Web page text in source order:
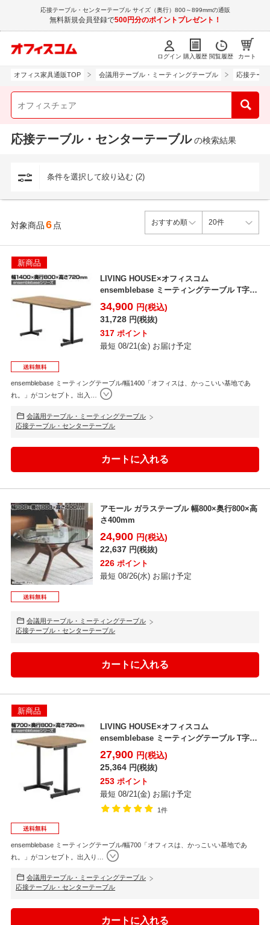
応接テーブル・センターテーブル サイズ（奥行）800～899mmの通販
無料新規会員登録で500円分のポイントプレゼント！
ログイン 購入履歴 閲覧履歴 カート
オフィス家具通販TOP 会議用テーブル・ミーティングテーブル 応接テー
応接テーブル・センターテーブル の検索結果
条件を選択して絞り込む (2)
対象商品6 点
新商品
LIVING HOUSE×オフィスコム
ensemblebase ミーティングテーブル T字脚
会議...
34,900 円(税込)
31,728 円(税抜)
317 ポイント
最短 08/21(金) お届け予定
ensemblebase ミーティングテーブル/幅1400「オフィスは、かっこいい基地であ
れ。」がコンセプト。出入 …
会議用テーブル・ミーティングテーブル
応接テーブル・センターテーブル
アモール ガラステーブル 幅800×奥行800×高
さ400mm
24,900 円(税込)
22,637 円(税抜)
226 ポイント
最短 08/26(水) お届け予定
会議用テーブル・ミーティングテーブル
応接テーブル・センターテーブル
新商品
LIVING HOUSE×オフィスコム
ensemblebase ミーティングテーブル T字脚
ワー...
27,900 円(税込)
25,364 円(税抜)
253 ポイント
最短 08/21(金) お届け予定
1件
ensemblebase ミーティングテーブル/幅700「オフィスは、かっこいい基地であ
れ。」がコンセプト。出入り
会議用テーブル・ミーティングテーブル
応接テーブル・センターテーブル